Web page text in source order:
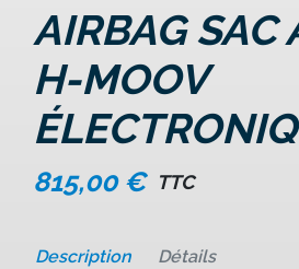
AIRBAG SAC
H-MOOV
815,00 € TTC
Description Détails